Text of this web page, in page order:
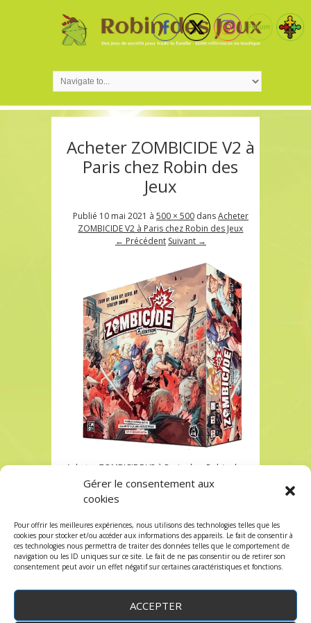
Gérer le consentement aux
cookies
Pour offrir les meilleures expériences, nous utilisons des technologies telles que les
cookies pour stocker et/ou accéder aux informations des appareils. Le fait de consentir à
ces technologies nous permettra de traiter des données telles que le comportement de
navigation ou les ID uniques sur ce site. Le fait de ne pas consentir ou de retirer son
consentement peut avoir un effet négatif sur certaines caractéristiques et fonctions.
ACCEPTER
Acheter ZOMBICIDE V2 à
Paris chez Robin des
Jeux
Publié 10 mai 2021 à 500 × 500dansAcheter
ZOMBICIDE V2 à Paris chez Robin des Jeux
← Précédent Suivant →
Acheter ZOMBICIDE V2 à Paris chez Robin des
Acheter ZOMBICIDE V2 à Paris chez Robin des
Les commentaires et les trackbacks sont
fermés.